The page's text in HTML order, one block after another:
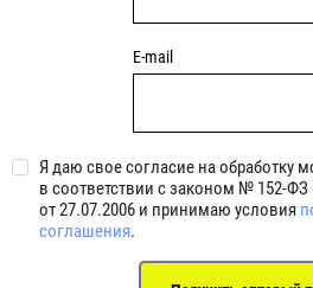
E-mail
Я даю свое согласие на обработку
в соответствии с законом № 152-
от 27.07.2006 и принимаю условия
соглашения.